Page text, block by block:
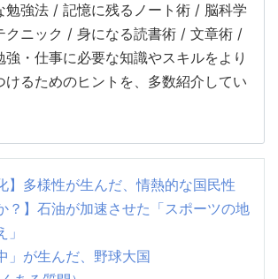
勉強法 / 記憶に残るノート術 / 脳科学
クニック / 身になる読書術 / 文章術 /
強・仕事に必要な知識やスキルをより
けるためのヒントを、多数紹介してい
】多様性が生んだ、情熱的な国民性
？】石油が加速させた「スポーツの地
」が生んだ、野球大国